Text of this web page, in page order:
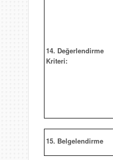
14. Değerlendirme
Kriteri:
15. Belgelendirme